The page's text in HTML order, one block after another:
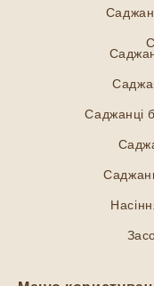
Саджанці